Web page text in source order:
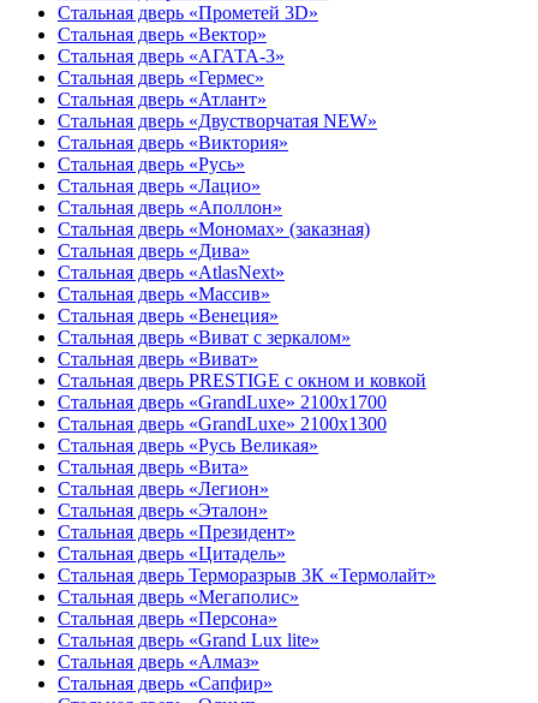
Стальная дверь «Прометей 3D»
Стальная дверь «Вектор»
Стальная дверь «АГАТА-3»
Стальная дверь «Гермес»
Стальная дверь «Атлант»
Стальная дверь «Двустворчатая NEW»
Стальная дверь «Виктория»
Стальная дверь «Русь»
Стальная дверь «Лацио»
Стальная дверь «Аполлон»
Стальная дверь «Мономах» (заказная)
Стальная дверь «Дива»
Стальная дверь «AtlasNext»
Стальная дверь «Массив»
Стальная дверь «Венеция»
Стальная дверь «Виват с зеркалом»
Стальная дверь «Виват»
Стальная дверь PRESTIGE с окном и ковкой
Стальная дверь «GrandLuxe» 2100х1700
Стальная дверь «GrandLuxe» 2100х1300
Стальная дверь «Русь Великая»
Стальная дверь «Вита»
Стальная дверь «Легион»
Стальная дверь «Эталон»
Стальная дверь «Президент»
Стальная дверь «Цитадель»
Стальная дверь Терморазрыв 3К «Термолайт»
Стальная дверь «Мегаполис»
Стальная дверь «Персона»
Стальная дверь «Grand Lux lite»
Стальная дверь «Алмаз»
Стальная дверь «Сапфир»